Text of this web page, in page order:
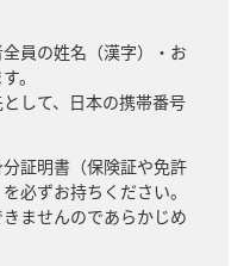
員の姓名（漢字）・お
。
して、日本の携帯番号
証明書（保険証や免許
必ずお持ちください。
ませんのであらかじめ